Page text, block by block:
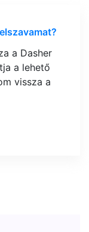
a Dasher
a lehető
vissza a